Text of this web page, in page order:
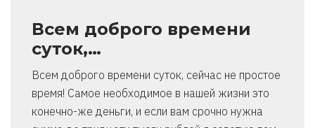
Всем доброго времени
суток,…
Всем доброго времени суток, сейчас не простое
время! Самое необходимое в нашей жизни это
конечно-же деньги, и если вам срочно нужна